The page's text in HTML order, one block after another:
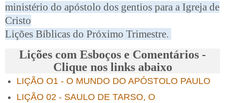
ministério do apóstolo dos gentios para a Igreja de
Cristo
Lições Bíblicas do Próximo Trimestre.
Lições com Esboços e Comentários -
Clique nos links abaixo
LIÇÃO O1 - O MUNDO DO APÓSTOLO PAULO
LIÇÃO 02 - SAULO DE TARSO, O